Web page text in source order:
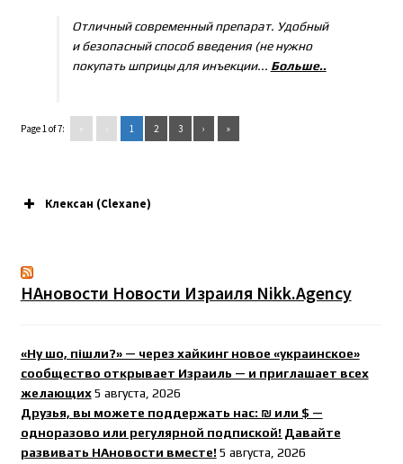
Отличный современный препарат. Удобный
и безопасный способ введения (не нужно
покупать шприцы для инъекции... Больше..
Page 1 of 7: ‹ 1 2 3 › »
Клексан (Clexane)
НАновости Новости Израиля Nikk.Agency
«Ну шо, пішли?» — через хайкинг новое «украинское»
сообщество открывает Израиль — и приглашает всех
желающих 5 августа, 2026
Друзья, вы можете поддержать нас: ₪ или $ —
одноразово или регулярной подпиской! Давайте
развивать НАновости вместе! 5 августа, 2026